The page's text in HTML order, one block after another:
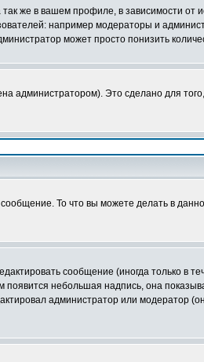
же в вашем профиле, в зависимости от
например модераторы и
может просто понизить
администратором). Это сделано для
То что вы можете делать в
сообщение (иногда только в
небольшая надпись, она
администратор или модератор